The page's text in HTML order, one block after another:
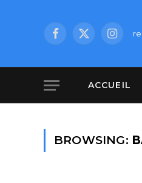
Facebook
X
ACCUEIL
BROWSING: